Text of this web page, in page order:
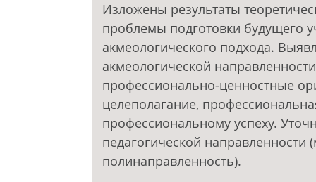
Изложены результаты
проблемы подготовки будущего
акмеологического подхода.
акмеологической
профессионально-ценностные
целеполагание,
профессиональному успеху.
педагогической направленности
полинаправленность).